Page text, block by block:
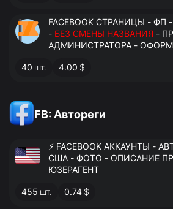
FACEBOOK СТРАНИЦЫ - ФП -
- БЕЗ СМЕНЫ НАЗВАНИЯ -
АДМИНИСТРАТОРА -
ЗАПОЛНЕННАЯ
40 шт. 4.00 $
FB: Автореги
⚡️ FACEBOOK АККАУНТЫ -
США - ФОТО - ОПИСАНИЕ
ЮЗЕРАГЕНТ
455 шт. 0.74 $